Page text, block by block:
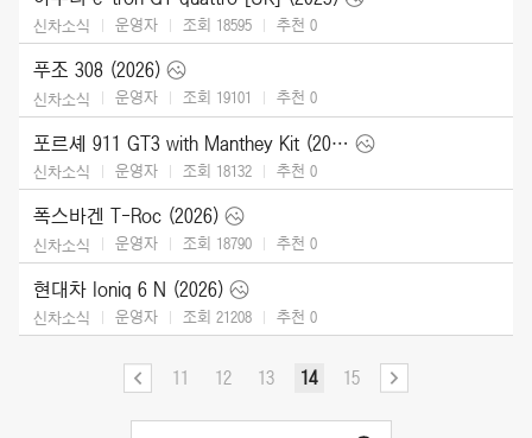
신차소식 운영자 조회 18595 추천 0
푸조 308 (2026)
신차소식 운영자 조회 19101 추천 0
포르셰 911 GT3 with Manthey Kit (2026)
신차소식 운영자 조회 18132 추천 0
폭스바겐 T-Roc (2026)
신차소식 운영자 조회 18790 추천 0
현대차 Ioniq 6 N (2026)
신차소식 운영자 조회 21208 추천 0
11 12 13 14 15